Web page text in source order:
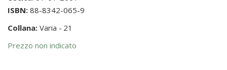
ISBN: 88-8342-065-9
Collana: Varia - 21
Prezzo non indicato